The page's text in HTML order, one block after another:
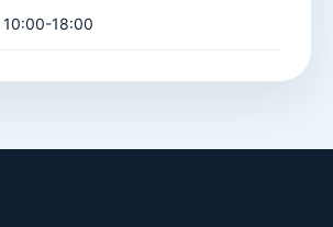
10:00-18:00